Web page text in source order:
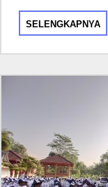
SELENGKAPNYA